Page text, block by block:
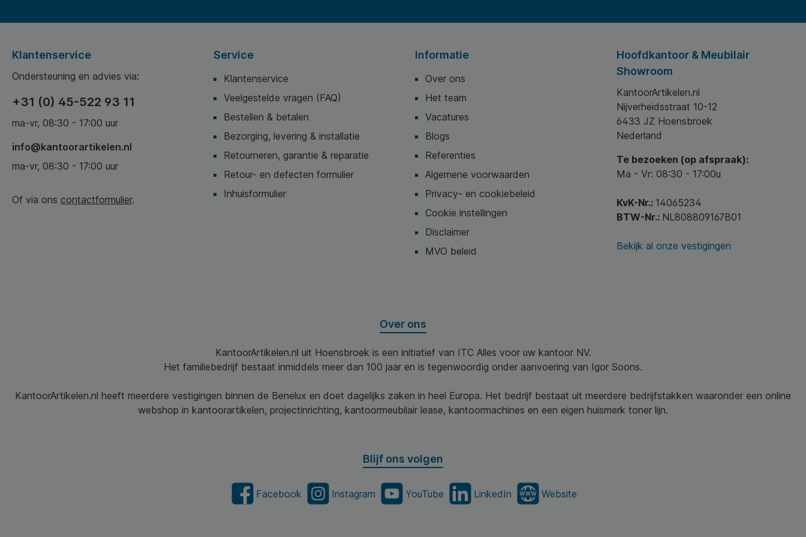
Klantenservice
Ondersteuning en advies via:
+31 (0) 45-522 93 11
ma-vr, 08:30 - 17:00 uur
info@kantoorartikelen.nl
ma-vr, 08:30 - 17:00 uur
Of via ons contactformulier.
Service
Klantenservice
Veelgestelde vragen (FAQ)
Bestellen & betalen
Bezorging, levering & installatie
Retourneren, garantie & reparatie
Retour- en defecten formulier
Inhuisformulier
Informatie
Over ons
Het team
Vacatures
Blogs
Referenties
Algemene voorwaarden
Privacy- en cookiebeleid
Cookie instellingen
Disclaimer
MVO beleid
Hoofdkantoor & Meubilair
Showroom
KantoorArtikelen.nl
Nijverheidsstraat 10-12
6433 JZ Hoensbroek
Nederland
Te bezoeken (op afspraak):
Ma - Vr: 08:30 - 17:00u
KvK-Nr.: 14065234
BTW-Nr.: NL808809167B01
Bekijk al onze vestigingen
Over ons
KantoorArtikelen.nl uit Hoensbroek is een initiatief van ITC Alles voor uw kantoor NV.
Het familiebedrijf bestaat inmiddels meer dan 100 jaar en is tegenwoordig onder aanvoering van Igor Soons.
KantoorArtikelen.nl heeft meerdere vestigingen binnen de Benelux en doet dagelijks zaken in heel Europa. Het bedrijf bestaat uit meerdere bedrijfstakken waaronder een online
webshop in kantoorartikelen, projectinrichting, kantoormeubilair lease, kantoormachines en een eigen huismerk toner lijn.
Blijf ons volgen
Facebook Instagram YouTube LinkedIn Website